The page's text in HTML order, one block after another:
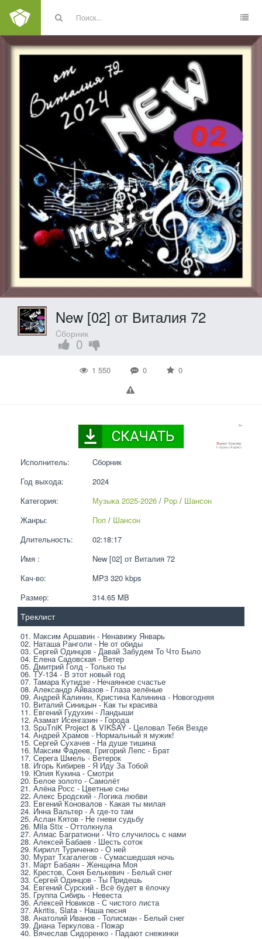
New [02] от Виталия 72
Cборник
0
1 550 0 0
Исполнитель:
Cборник
Год выхода:
2024
Категория:
Музыка 2025-2026 / Pop / Шансон
Жанры:
Поп / Шансон
Длительность:
02:18:17
Имя :
New [02] от Виталия 72
Кач-во:
MP3 320 kbps
Размер:
314.65 MB
Треклист
01. Максим Аршавин - Ненавижу Январь
02. Наташа Ранголи - Не от обиды
03. Сергей Одинцов - Давай Забудем То Что Было
04. Елена Садовская - Ветер
05. Дмитрий Голд - Только ты
06. ТУ-134 - В этот новый год
07. Тамара Кутидзе - Нечаянное счастье
08. Александр Айвазов - Глаза зелёные
09. Андрей Калинин, Кристина Калинина - Новогодняя
10. Виталий Синицын - Как ты красива
11. Евгений Гудухин - Ландыши
12. Азамат Исенгазин - Города
13. SpuTniK Project & VIKSAY - Целовал Тебя Везде
14. Андрей Храмов - Нормальный я мужик!
15. Сергей Сухачев - На душе тишина
16. Максим Фадеев, Григорий Лепс - Брат
17. Серега Шмель - Ветерок
18. Игорь Кибирев - Я Иду За Тобой
19. Юлия Кукина - Смотри
20. Белое золото - Самолёт
21. Алёна Росс - Цветные сны
22. Алекс Бродский - Логика любви
23. Евгений Коновалов - Какая ты милая
24. Инна Вальтер - А где-то там
25. Аслан Кятов - Не гневи судьбу
26. Mila Stix - Оттолкнула
27. Алмас Багратиони - Что случилось с нами
28. Алексей Бабаев - Шесть соток
29. Кирилл Туриченко - О ней
30. Мурат Тхагалегов - Сумасшедшая ночь
31. Март Бабаян - Женщина Моя
32. Крестов, Соня Белькевич - Белый снег
33. Сергей Одинцов - Ты Придешь
34. Евгений Сурский - Всё будет в ёлочку
35. Группа Сибирь - Невеста
36. Алексей Новиков - С чистого листа
37. Akritis, Slata - Наша песня
38. Анатолий Иванов - Толисман - Белый снег
39. Диана Теркулова - Пожар
40. Вячеслав Сидоренко - Падают снежинки